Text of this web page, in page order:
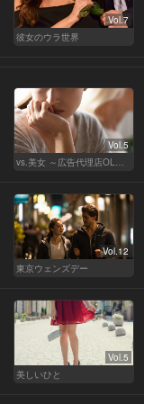
Vol.7
彼女のウラ世界
Vol.5
vs.美女 ～広告代理店OLの挑戦～
Vol.12
東京ウェンズデー
Vol.5
美しいひと